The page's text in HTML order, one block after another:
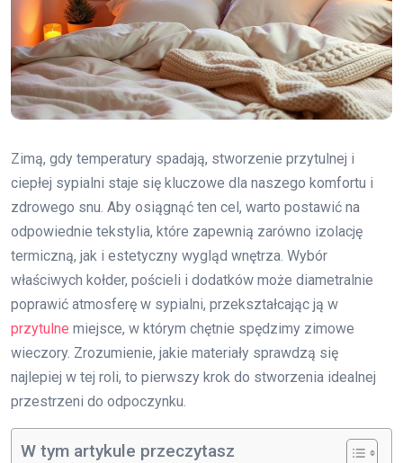
Zimą, gdy temperatury spadają, stworzenie przytulnej i
ciepłej sypialni staje się kluczowe dla naszego komfortu i
zdrowego snu. Aby osiągnąć ten cel, warto postawić na
odpowiednie tekstylia, które zapewnią zarówno izolację
termiczną, jak i estetyczny wygląd wnętrza. Wybór
właściwych kołder, pościeli i dodatków może diametralnie
poprawić atmosferę w sypialni, przekształcając ją w
przytulne miejsce, w którym chętnie spędzimy zimowe
wieczory. Zrozumienie, jakie materiały sprawdzą się
najlepiej w tej roli, to pierwszy krok do stworzenia idealnej
przestrzeni do odpoczynku.
W tym artykule przeczytasz